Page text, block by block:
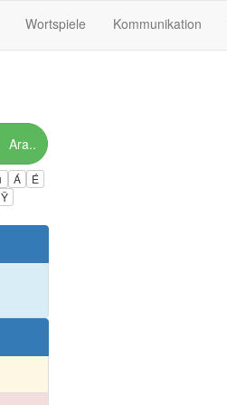
Wortspiele Kommunikation
Ara..
Á
É
Ÿ